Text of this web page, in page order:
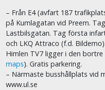
– Från E4 (avfart 187
på Kumlagatan vid Preem.
Lastbilsgatan. Tag första
och LKQ Attraco (f.d.
Himlen TV7 ligger i den
maps). Gratis parkering.
– Närmaste busshållplats vid
www.ul.se